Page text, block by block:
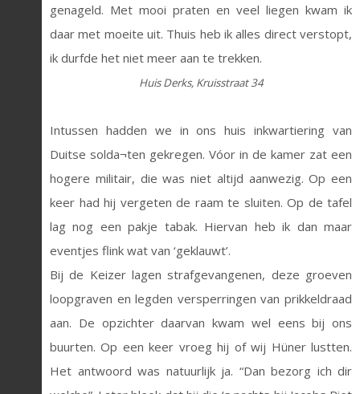
genageld. Met mooi praten en veel liegen kwam ik
daar met moeite uit. Thuis heb ik alles direct verstopt,
ik durfde het niet meer aan te trekken.
Huis Derks, Kruisstraat 34
Intussen hadden we in ons huis inkwartiering van
Duitse solda¬ten gekregen. Vóor in de kamer zat een
hogere militair, die was niet altijd aanwezig. Op een
keer had hij vergeten de raam te sluiten. Op de tafel
lag nog een pakje tabak. Hiervan heb ik dan maar
eventjes flink wat van ‘geklauwt’.
Bij de Keizer lagen strafgevangenen, deze groeven
loopgraven en legden versperringen van prikkeldraad
aan. De opzichter daarvan kwam wel eens bij ons
buurten. Op een keer vroeg hij of wij Hüner lustten.
Het antwoord was natuurlijk ja. “Dan bezorg ich dir